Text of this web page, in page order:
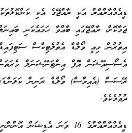
ޑީއެމްއާރްއާރް އަކީ ރާއްޖޭގެ އެކި
ޖަމާކޮށް، ރާއްޖޭގައި ބާއްވާ ހަމައެކަނި
އިތުރުން މިއީ ވޯލްޑް އެތުލެޓިކްސް
އެސޯސިއޭޝަން އޮފް އިންޓަނޭޝަނަލް
ރޭސަސް (އެއިމްސް) ވޯލްޑް ރަނިން
ދުވުމެކެވެ.